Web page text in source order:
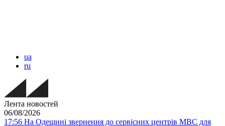
ua
ru
Лента новостей
06/08/2026
17:56 На Одещині звернення до сервісних центрів МВС для